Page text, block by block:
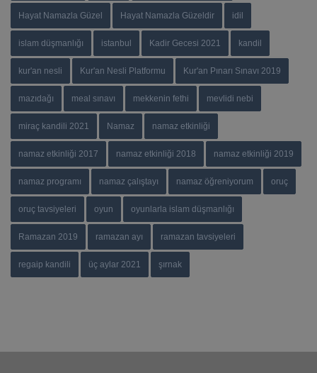
Hayat Namazla Güzel Hayat Namazla Güzeldir idil
islam düşmanlığı istanbul Kadir Gecesi 2021 kandil
kur'an nesli Kur'an Nesli Platformu Kur'an Pınarı Sınavı 2019
mazıdağı meal sınavı mekkenin fethi mevlidi nebi
miraç kandili 2021 Namaz namaz etkinliği
namaz etkinliği 2017 namaz etkinliği 2018 namaz etkinliği 2019
namaz programı namaz çalıştayı namaz öğreniyorum oruç
oruç tavsiyeleri oyun oyunlarla islam düşmanlığı
Ramazan 2019 ramazan ayı ramazan tavsiyeleri
regaip kandili üç aylar 2021 şırnak